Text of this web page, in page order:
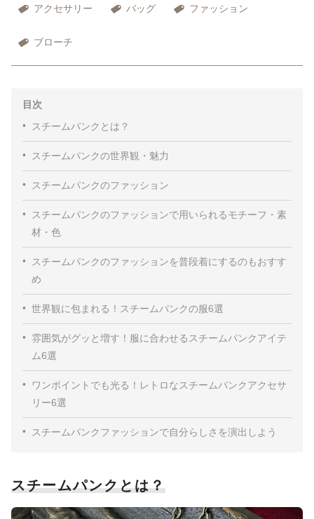
アクセサリー バッグ ファッション
ブローチ
目次
スチームパンクとは？
スチームパンクの世界観・魅力
スチームパンクのファッション
スチームパンクのファッションで用いられるモチーフ・素
材・色
スチームパンクのファッションを普段着にするのもおすす
め
世界観に包まれる！スチームパンクの服6選
雰囲気がグッと増す！服に合わせるスチームパンクアイテ
ム6選
ワンポイントでも光る！レトロなスチームパンクアクセサ
リー6選
スチームパンクファッションで自分らしさを演出しよう
スチームパンクとは？